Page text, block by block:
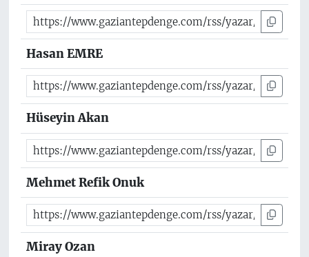
Hasan EMRE
Hüseyin Akan
Mehmet Refik Onuk
Miray Ozan